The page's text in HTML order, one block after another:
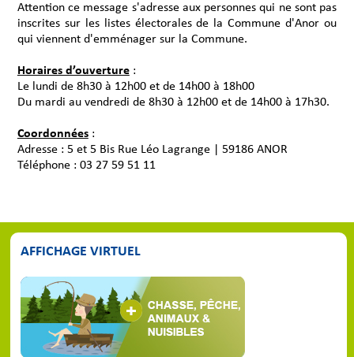
Attention ce message s'adresse aux personnes qui ne sont pas
inscrites sur les listes électorales de la Commune d'Anor ou
qui viennent d'emménager sur la Commune.
Horaires d’ouverture:
Le lundi de 8h30 à 12h00 et de 14h00 à 18h00
Du mardi au vendredi de 8h30 à 12h00 et de 14h00 à 17h30.
Coordonnées:
Adresse : 5 et 5 Bis Rue Léo Lagrange | 59186 ANOR
Téléphone : 03 27 59 51 11
AFFICHAGE VIRTUEL